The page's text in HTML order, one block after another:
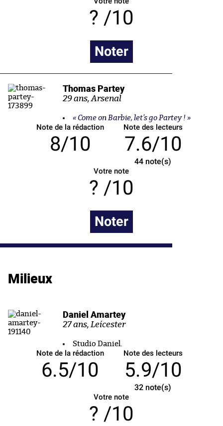
/10
Noter
Thomas Partey
29 ans, Arsenal
« Come on Barbie, let’s go Partey ! »
Note de la rédaction
8/10
Note des lecteurs
7.6/10
44 note(s)
Votre note
/10
Noter
Milieux
Daniel Amartey
27 ans, Leicester
Studio Daniel.
Note de la rédaction
6.5/10
Note des lecteurs
5.9/10
32 note(s)
Votre note
/10